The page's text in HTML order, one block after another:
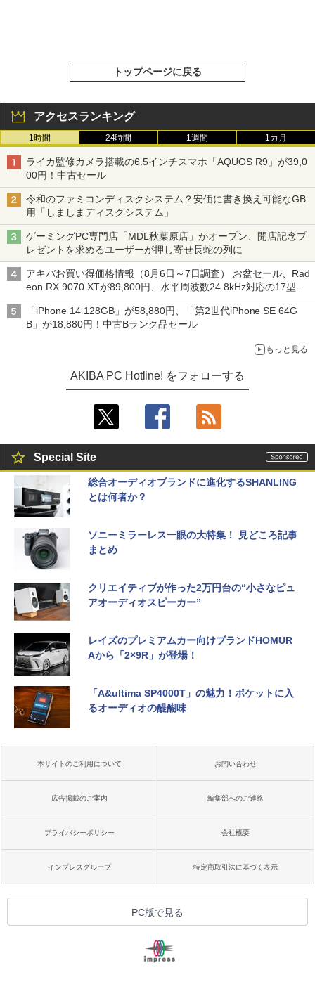
トップページに戻る
アクセスランキング
1時間 24時間 1週間 1カ月
ライカ監修カメラ搭載の6.5インチスマホ「AQUOS R9」が39,0
00円！中古セール
令和のファミコンディスクシステム？安価に書き換え可能なGB
用「しましまディスクシステム」
ゲーミングPC専門店「MDL秋葉原店」がオープン、開店記念プ
レゼントを求めるユーザーが押し寄せ長蛇の列に
アキバお買い得価格情報（8月6日～7日調査） お盆セール、Rad
eon RX 9070 XTが89,800円、水平周波数24.8kHz対応の17型モ
ニターが9,801円、暑さ指数連動セール ほか
「iPhone 14 128GB」が58,880円、「第2世代iPhone SE 64G
B」が18,880円！中古Bランク品セール
もっと見る
AKIBA PC Hotline! をフォローする
Special Site
総合オーディオブランドに進化するSHANLING
とは何者か？
ソニーミラーレス一眼の大特集！ 見どころ記事
まとめ
クリエイティブが作った2万円台の“小さなピュ
アオーディオスピーカー”
レイズのプレミアムカー向けブランドHOMUR
Aから「2×9R」が登場！
「A&ultima SP4000T」の魅力！ポケットに入
るオーディオの醍醐味
本サイトのご利用について お問い合わせ
広告掲載のご案内 編集部へのご連絡
プライバシーポリシー 会社概要
インプレスグループ 特定商取引法に基づく表示
PC版で見る